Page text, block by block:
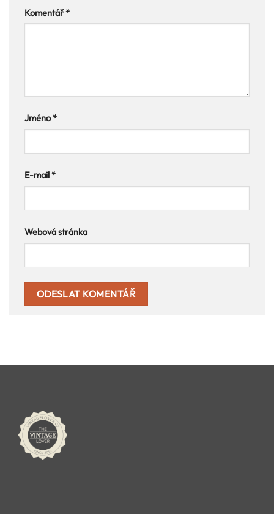
Komentář*
Jméno*
E-mail*
Webová stránka